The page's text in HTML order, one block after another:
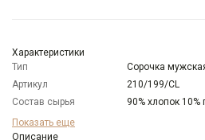
Характеристики
Тип
Сорочка
Артикул
210/199/CL
Состав сырья
90% хлопок 10%
Бренд
Модель
Показать еще
Описание